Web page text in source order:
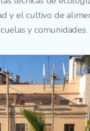
y el cultivo de
y comunidades.